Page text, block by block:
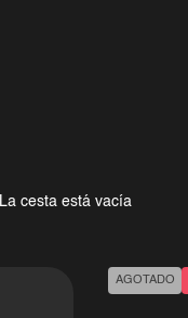
La cesta está vacía
AGOTADO